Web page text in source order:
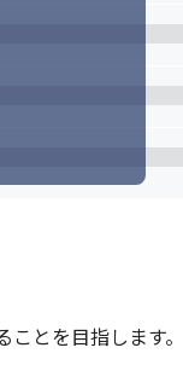
とを目指します。